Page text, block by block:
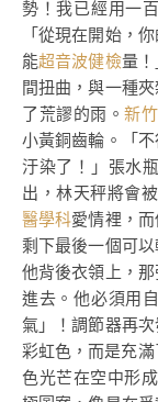
勢！我已經用一
「從現在開始，
能超音波健檢量
間扭曲，與一種
了荒謬的雨。新
小黃銅齒輪。「
汙染了！」張水
出，林天秤將會
醫學科愛情裡，
剩下最後一個可
他背後衣領上，
進去。他必須用
氣」！調節器再
彩虹色，而是充
色光芒在空中形